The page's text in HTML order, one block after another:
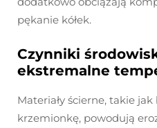
pękanie kółek.
Czynniki
ekstremalne
Materiały ścierne, takie
krzemionkę, powodują